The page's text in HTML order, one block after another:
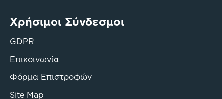
Χρήσιμοι Σύνδεσμοι
GDPR
Επικοινωνία
Φόρμα Επιστροφών
Site Map